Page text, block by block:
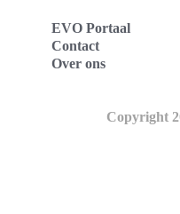
EVO Portaal
Contact
Over ons
Copyright